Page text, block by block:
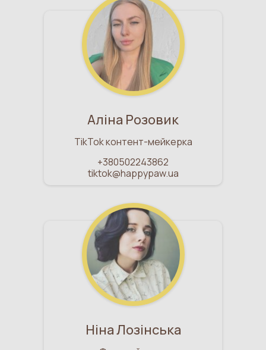
Аліна Розовик
TikTok контент-мейкерка
+380502243862
tiktok@happypaw.ua
Ніна Лозінська